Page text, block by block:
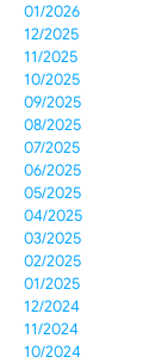
01/2026
12/2025
11/2025
10/2025
09/2025
08/2025
07/2025
06/2025
05/2025
04/2025
03/2025
02/2025
01/2025
12/2024
11/2024
10/2024